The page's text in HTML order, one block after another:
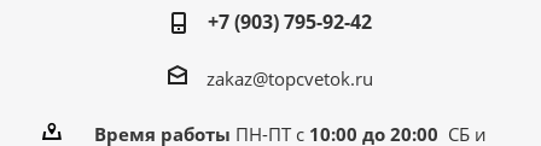
+7 (903) 795-92-42
zakaz@topcvetok.ru
Время работы ПН-ПТ с 10:00 до 20:00 СБ и